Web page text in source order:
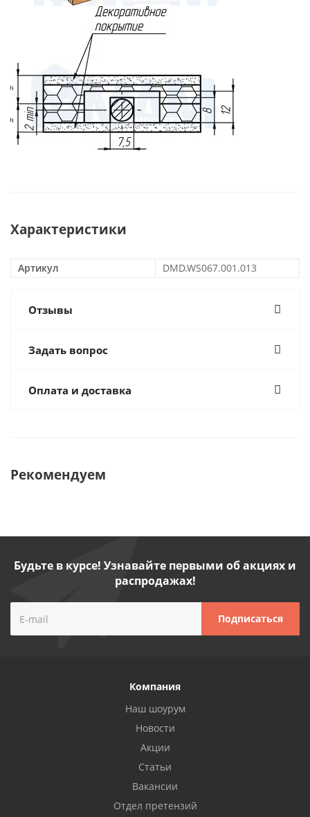
Характеристики
Артикул DMD.WS067.001.013
Отзывы
Задать вопрос
Оплата и доставка
Рекомендуем
Будьте в курсе! Узнавайте первыми об акциях и
распродажах!
Компания
Наш шоурум
Новости
Акции
Статьи
Вакансии
Отдел претензий